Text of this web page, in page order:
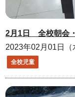
2月1日 全校朝会
2023年02月01日（
全校児童